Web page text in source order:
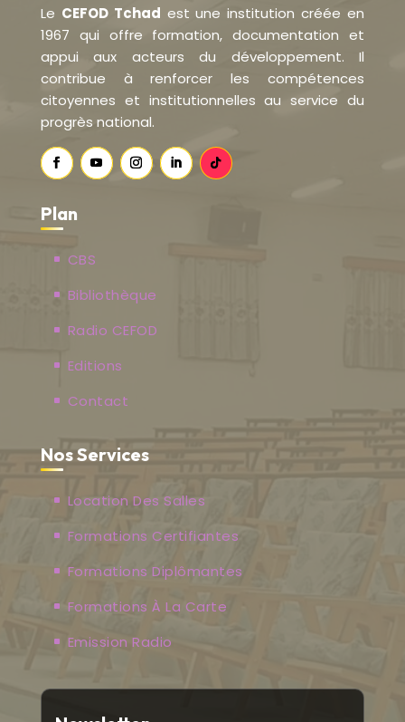
Le CEFOD Tchad est une institution créée en
1967 qui offre formation, documentation et
appui aux acteurs du développement. Il
contribue à renforcer les compétences
citoyennes et institutionnelles au service du
progrès national.
Plan
CBS
Bibliothèque
Radio CEFOD
Editions
Contact
Nos Services
Location Des Salles
Formations Certifiantes
Formations Diplômantes
Formations À La Carte
Emission Radio